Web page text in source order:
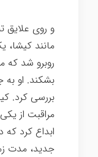
و روی علایق
مانند
روبرو شد که
بشکند. او به
بررسی کرد.
مراقبت از
ابداع کرد که
جدید، مدت